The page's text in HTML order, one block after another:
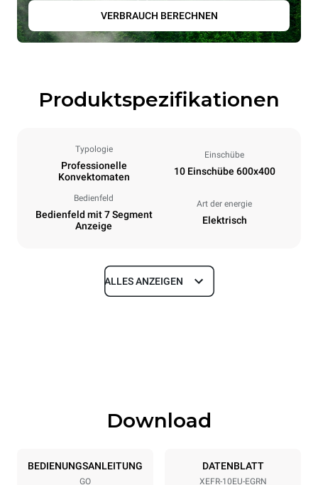
VERBRAUCH BERECHNEN
Produktspezifikationen
Typologie
Professionelle
Konvektomaten
Einschübe
10 Einschübe 600x400
Bedienfeld
Bedienfeld mit 7 Segment
Anzeige
Art der energie
Elektrisch
Maße
Spezifikationen der behälter
10 600x400
Abstand zwischen den Schalen
ALLES ANZEIGEN
Download
BEDIENUNGSANLEITUNG
GO
DATENBLATT
XEFR-10EU-EGRN